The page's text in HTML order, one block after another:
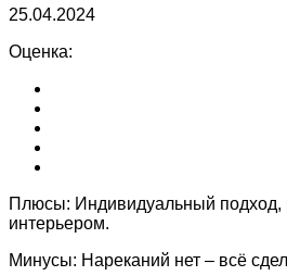
25.04.2024
Оценка:
Плюсы: Индивидуальный подход,
интерьером.
Минусы: Нареканий нет – всё